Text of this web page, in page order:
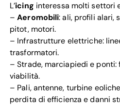
L’icing interessa molti settori
–Aeromobili: ali, profili alari,
pitot, motori.
– Infrastrutture elettriche:
trasformatori.
– Strade, marciapiedi e ponti:
viabilità.
– Pali, antenne, turbine
perdita di efficienza e danni